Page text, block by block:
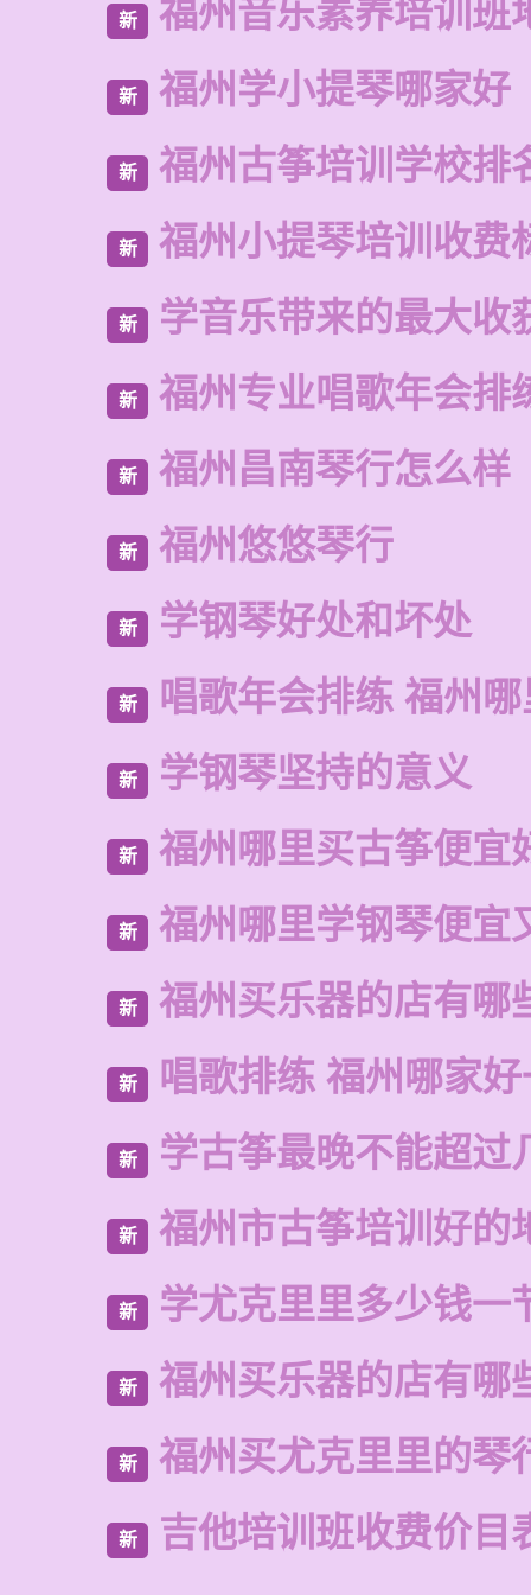
新 福州音乐素养培训班
新 福州学小提琴哪家好
新 福州古筝培训学校排
新 福州小提琴培训收费
新 学音乐带来的最大收
新 福州专业唱歌年会排
新 福州昌南琴行怎么样
新 福州悠悠琴行
新 学钢琴好处和坏处
新 唱歌年会排练 福州
新 学钢琴坚持的意义
新 福州哪里买古筝便宜
新 福州哪里学钢琴便宜
新 福州买乐器的店有哪
新 唱歌排练 福州哪家
新 学古筝最晚不能超过
新 福州市古筝培训好的
新 学尤克里里多少钱一
新 福州买乐器的店有哪
新 福州买尤克里里的琴
新 吉他培训班收费价目